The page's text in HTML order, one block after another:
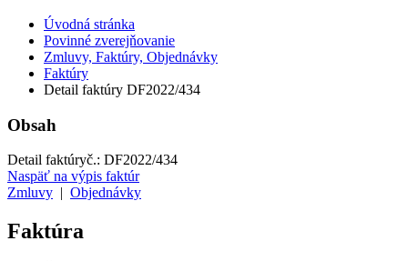
Úvodná stránka
Povinné zverejňovanie
Zmluvy, Faktúry, Objednávky
Faktúry
Detail faktúry DF2022/434
Obsah
Detail faktúryč.: DF2022/434
Naspäť na výpis faktúr
Zmluvy
Objednávky
Faktúra